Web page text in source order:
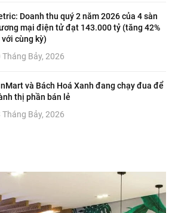
Doanh thu quý 2 năm 2026 của 4 sàn
mại điện tử đạt 143.000 tỷ (tăng 42%
với cùng kỳ)
Tháng Bảy, 2026
và Bách Hoá Xanh đang chạy đua để
thị phần bán lẻ
Tháng Bảy, 2026